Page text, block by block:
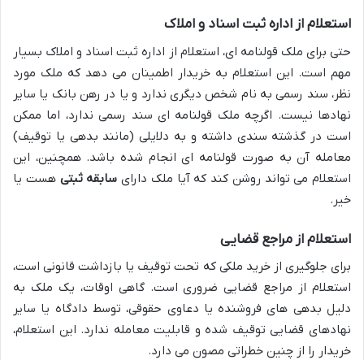
استعلام از اداره ثبت اسناد و املاک
حتی برای ملک قولنامه ای، استعلام از اداره ثبت اسناد و املاک بسیار
مهم است. این استعلام به خریدار اطمینان می دهد که ملک مورد
نظر، سند رسمی به نام شخص دیگری ندارد و یا در رهن بانک یا سایر
نهادها نیست. اگرچه ملک قولنامه ای سند رسمی ندارد، اما ممکن
است در گذشته سندی داشته و به دلایلی (مانند بدهی یا توقیف)
معامله آن به صورت قولنامه ای انجام شده باشد. همچنین، این
استعلام می تواند روشن کند که آیا ملک دارای سابقه ثبتی هست یا
خیر.
استعلام از مراجع قضایی
برای جلوگیری از خرید ملکی که تحت توقیف یا بازداشت قانونی است،
استعلام از مراجع قضایی ضروری است. گاهی اوقات، یک ملک به
دلیل بدهی های فروشنده یا دعاوی حقوقی، توسط دادگاه یا سایر
نهادهای قضایی توقیف شده و قابلیت معامله ندارد. این استعلام،
خریدار را از چنین خطراتی مصون می دارد.